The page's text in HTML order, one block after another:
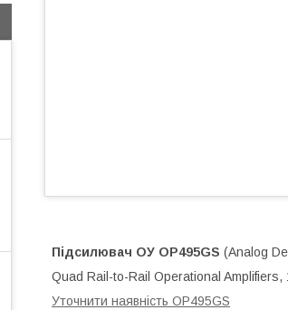
Підсилювач ОУ OP495GS (Analog
Quad Rail-to-Rail Operational Amplifiers,
Уточнити наявність OP495GS